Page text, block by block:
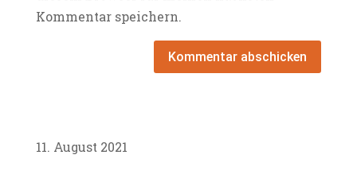
Kommentar speichern.
Kommentar abschicken
11. August 2021